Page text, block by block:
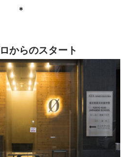
＊
からのスタート